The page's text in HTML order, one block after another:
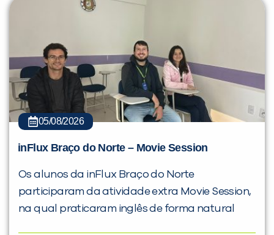
05/08/2026
inFlux Braço do Norte – Movie Session
Os alunos da inFlux Braço do Norte
participaram da atividade extra Movie Session,
na qual praticaram inglês de forma natural